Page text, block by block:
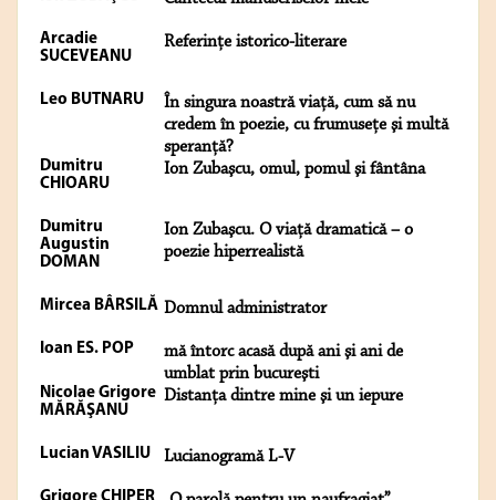
Arcadie
SUCEVEANU
Referinţe istorico-literare
Leo BUTNARU
În singura noastră viaţă, cum să nu
credem în poezie, cu frumuseţe şi multă
speranţă?
Dumitru
CHIOARU
Ion Zubaşcu, omul, pomul şi fântâna
Dumitru
Augustin
DOMAN
Ion Zubaşcu. O viaţă dramatică – o
poezie hiperrealistă
Mircea BÂRSILĂ Domnul administrator
Ioan ES. POP
mă întorc acasă după ani şi ani de
umblat prin bucureşti
Nicolae Grigore
MĂRĂŞANU
Distanţa dintre mine şi un iepure
Lucian VASILIU Lucianogramă L-V